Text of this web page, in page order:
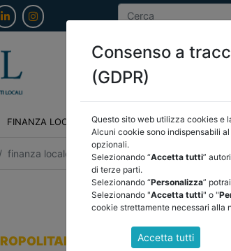
FINANZA LOCALE/OSSERVATORIO NORMATIVA
finanza locale/osservatorio/ torna indietro
Consenso a
(GDPR)
Questo sito web utilizza cookies e
Alcuni cookie sono indispensabili
opzionali.
Selezionando “Accetta tutti”
di terze parti.
Selezionando “Personalizza”
Selezionando "Accetta tutti" o "
cookie strettamente necessari alla
Accetta tutti